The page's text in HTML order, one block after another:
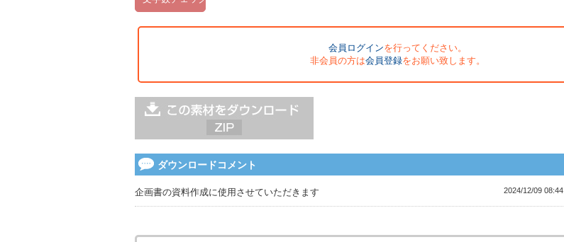
会員ログインを行ってください。
非会員の方は会員登録をお願い致します。
ダウンロードコメント
企画書の資料作成に使用させていただきます 2024/12/09 08:44